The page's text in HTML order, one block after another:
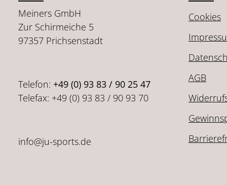
Meiners GmbH
Zur Schirmeiche 5
97357 Prichsenstadt
Telefon: +49 (0) 93 83 / 90 25 47
Telefax: +49 (0) 93 83 / 90 93 70
info@ju-sports.de
Cookies
AGB